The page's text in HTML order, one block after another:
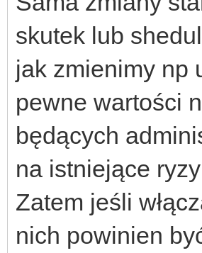
skutek lub
jak zmienimy np
pewne wartości
będących
na istniejące
Zatem jeśli
nich powinien